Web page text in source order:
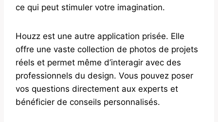
ce qui peut stimuler votre imagination.
Houzz est une autre application prisée. Elle
offre une vaste collection de photos de projets
réels et permet même d’interagir avec des
professionnels du design. Vous pouvez poser
vos questions directement aux experts et
bénéficier de conseils personnalisés.